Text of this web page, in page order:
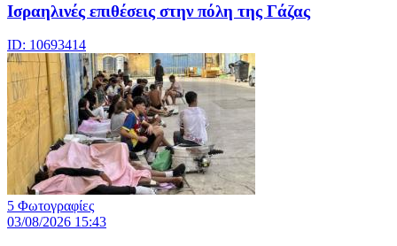
Iσραηλινές επιθέσεις στην πόλη της Γάζας
ID: 10693414
5 Φωτογραφίες
03/08/2026 15:43